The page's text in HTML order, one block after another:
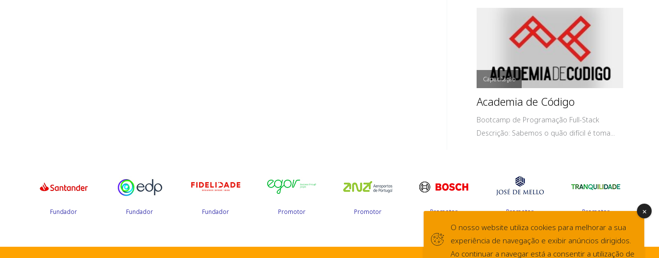
Capacitação
Academia de Código
Bootcamp de Programação Full-Stack
Descrição: Sabemos o quão difícil é toma...
Fundador Fundador Fundador Promotor Promotor Promotor Promotor Promotor
O nosso website utiliza cookies para melhorar a sua
experiência de navegação e exibir anúncios dirigidos.
Ao continuar a navegar está a consentir a utilização de